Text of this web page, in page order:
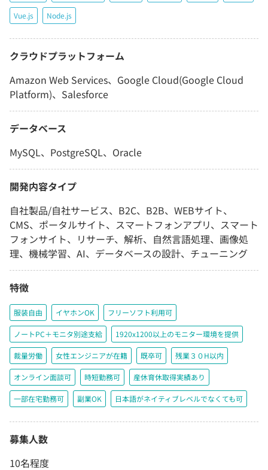
Vue.js Node.js
クラウドプラットフォーム
Amazon Web Services、Google Cloud(Google Cloud
Platform)、Salesforce
データベース
MySQL、PostgreSQL、Oracle
開発内容タイプ
自社製品/自社サービス、B2C、B2B、WEBサイト、
CMS、ポータルサイト、スマートフォンアプリ、スマート
フォンサイト、リサーチ、解析、自然言語処理、画像処
理、機械学習、AI、データベースの設計、チューニング
特徴
服装自由 イヤホンOK フリーソフト利用可
ノートPC＋モニタ別途支給 1920x1200以上のモニター環境を提供
裁量労働 女性エンジニアが在籍 既卒可 残業３０H以内
オンライン面談可 時短勤務可 産休育休取得実績あり
一部在宅勤務可 副業OK 日本語がネイティブレベルでなくても可
募集人数
10名程度